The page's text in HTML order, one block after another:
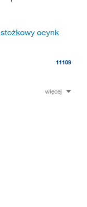
ocynk
11109
więcej